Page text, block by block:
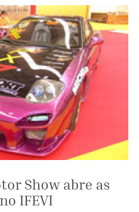
Show abre as
IFEVI